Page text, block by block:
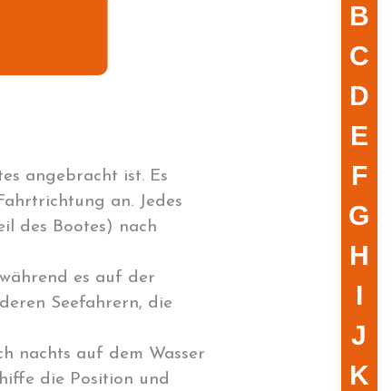
B
C
D
E
F
G
H
I
J
K
angebracht ist. Es
an. Jedes
des Bootes) nach
es auf der
Seefahrern, die
nachts auf dem Wasser
die Position und